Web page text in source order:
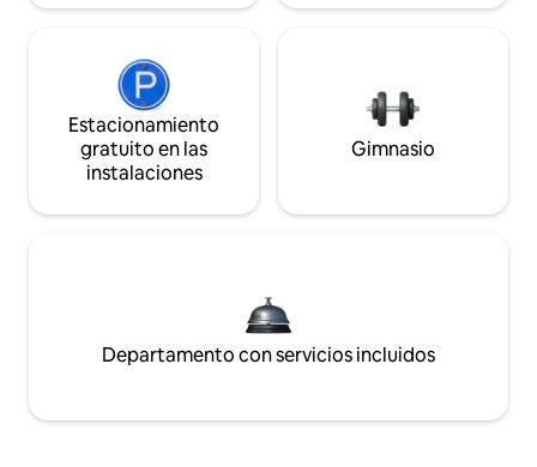
Estacionamiento
gratuito en las
instalaciones
Gimnasio
Departamento con servicios incluidos